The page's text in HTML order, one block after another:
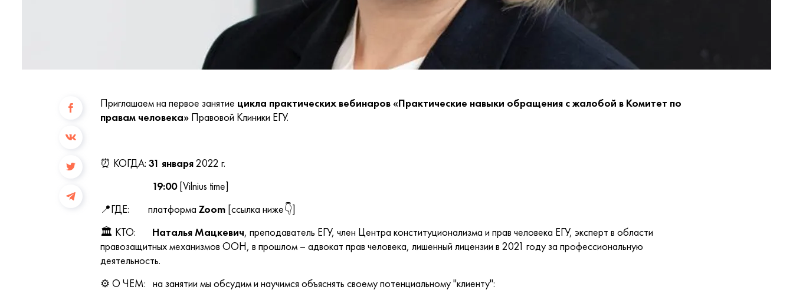
Приглашаем на первое занятие цикла практических вебинаров «Практические навыки обращения с жалобой в Комитет по
правам человека» Правовой Клиники ЕГУ.
⏰ КОГДА: 31 января2022 г.
19:00[Vilnius time]
📍ГДЕ: платформа Zoom [ссылка ниже👇]
🏛 КТО: Наталья Мацкевич, преподаватель ЕГУ, член Центра конституционализма и прав человека ЕГУ, эксперт в области
правозащитных механизмов ООН, в прошлом – адвокат прав человека, лишенный лицензии в 2021 году за профессиональную
деятельность.
⚙ О ЧЕМ: на занятии мы обсудим и научимся объяснять своему потенциальному "клиенту":